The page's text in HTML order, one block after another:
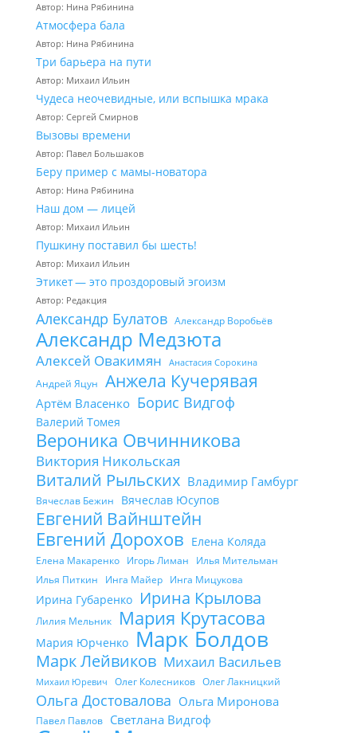
Автор: Нина Рябинина
Атмосфера бала
Автор: Нина Рябинина
Три барьера на пути
Автор: Михаил Ильин
Чудеса неочевидные, или вспышка мрака
Автор: Сергей Смирнов
Вызовы времени
Автор: Павел Большаков
Беру пример с мамы-новатора
Автор: Нина Рябинина
Наш дом — лицей
Автор: Михаил Ильин
Пушкину поставил бы шесть!
Автор: Михаил Ильин
Этикет — это проздоровый эгоизм
Автор: Редакция
Александр Булатов Александр Воробьёв
Александр Медзюта
Алексей Овакимян Анастасия Сорокина
Андрей Яцун Анжела Кучерявая
Артём Власенко Борис Видгоф
Валерий Томея
Вероника Овчинникова
Виктория Никольская
Виталий Рыльских Владимир Гамбург
Вячеслав Бежин Вячеслав Юсупов
Евгений Вайнштейн
Евгений Дорохов Елена Коляда
Елена Макаренко Игорь Лиман
Илья Мительман
Илья Питкин
Инга Майер Инга Мицукова
Ирина Губаренко Ирина Крылова
Лилия Мельник Мария Крутасова
Мария Юрченко Марк Болдов
Марк Лейвиков Михаил Васильев
Михаил Юревич Олег Колесников Олег Лакницкий
Ольга Достовалова Ольга Миронова
Павел Павлов Светлана Видгоф